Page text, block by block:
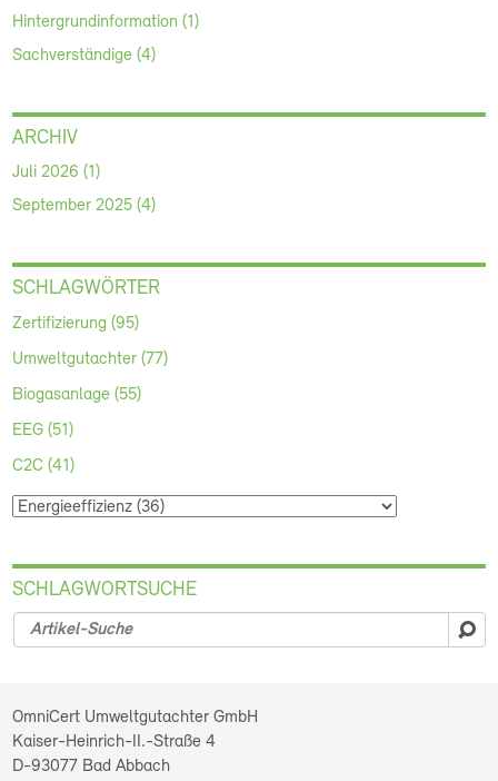
Hintergrundinformation (1)
Sachverständige (4)
ARCHIV
Juli 2026 (1)
September 2025 (4)
SCHLAGWÖRTER
Zertifizierung (95)
Umweltgutachter (77)
Biogasanlage (55)
EEG (51)
C2C (41)
SCHLAGWORTSUCHE
OmniCert Umweltgutachter GmbH
Kaiser-Heinrich-II.-Straße 4
D-93077 Bad Abbach